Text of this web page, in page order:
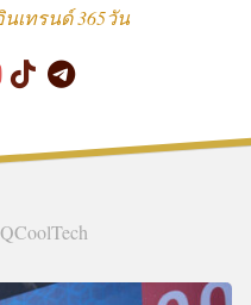
เทรนด์ 365วัน